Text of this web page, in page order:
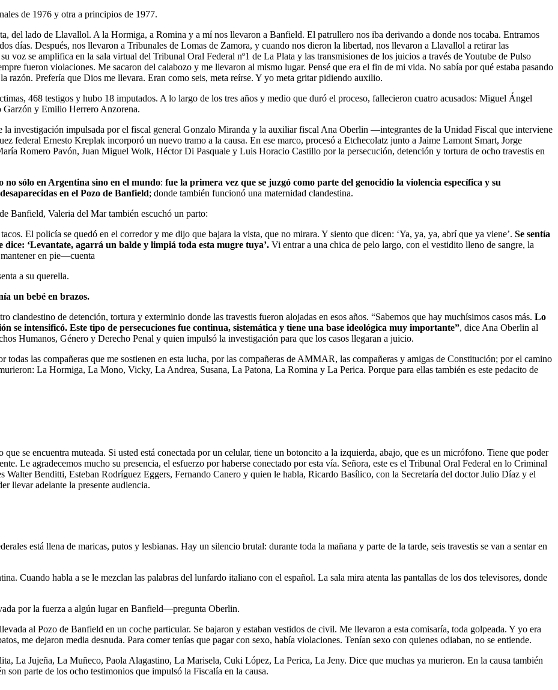
de 1976 y otra a principios de 1977.
del lado de Llavallol. A la Hormiga, a Romina y a mí nos llevaron a Banfield. El patrullero nos iba derivando a donde nos tocaba. Entramos
días. Después, nos llevaron a Tribunales de Lomas de Zamora, y cuando nos dieron la libertad, nos llevaron a Llavallol a retirar las
voz se amplifica en la sala virtual del Tribunal Oral Federal nº1 de La Plata y las transmisiones de los juicios a través de Youtube de Pulso
fueron violaciones. Me sacaron del calabozo y me llevaron al mismo lugar. Pensé que era el fin de mi vida. No sabía por qué estaba pasando
razón. Prefería que Dios me llevara. Eran como seis, meta reírse. Y yo meta gritar pidiendo auxilio.
468 testigos y hubo 18 imputados. A lo largo de los tres años y medio que duró el proceso, fallecieron cuatro acusados: Miguel Ángel
y Emilio Herrero Anzorena.
la investigación impulsada por el fiscal general Gonzalo Miranda y la auxiliar fiscal Ana Oberlin —integrantes de la Unidad Fiscal que interviene
federal Ernesto Kreplak incorporó un nuevo tramo a la causa. En ese marco, procesó a Etchecolatz junto a Jaime Lamont Smart, Jorge
Romero Pavón, Juan Miguel Wolk, Héctor Di Pasquale y Luis Horacio Castillo por la persecución, detención y tortura de ocho travestis en
no sólo en Argentina sino en el mundo: fue la primera vez que se juzgó como parte del genocidio la violencia específica y su
en el Pozo de Banfield; donde también funcionó una maternidad clandestina.
Banfield, Valeria del Mar también escuchó un parto:
El policía se quedó en el corredor y me dijo que bajara la vista, que no mirara. Y siento que dicen: ‘Ya, ya, ya, abrí que ya viene’. Se sentía
‘Levantate, agarrá un balde y limpiá toda esta mugre tuya’. Vi entrar a una chica de pelo largo, con el vestidito lleno de sangre, la
en pie—cuenta
a su querella.
un bebé en brazos.
clandestino de detención, tortura y exterminio donde las travestis fueron alojadas en esos años. “Sabemos que hay muchísimos casos más. Lo
se intensificó. Este tipo de persecuciones fue continua, sistemática y tiene una base ideológica muy importante”, dice Ana Oberlin al
Humanos, Género y Derecho Penal y quien impulsó la investigación para que los casos llegaran a juicio.
todas las compañeras que me sostienen en esta lucha, por las compañeras de AMMAR, las compañeras y amigas de Constitución; por el camino
La Hormiga, La Mono, Vicky, La Andrea, Susana, La Patona, La Romina y La Perica. Porque para ellas también es este pedacito de
se encuentra muteada. Si usted está conectada por un celular, tiene un botoncito a la izquierda, abajo, que es un micrófono. Tiene que poder
Le agradecemos mucho su presencia, el esfuerzo por haberse conectado por esta vía. Señora, este es el Tribunal Oral Federal en lo Criminal
Walter Benditti, Esteban Rodríguez Eggers, Fernando Canero y quien le habla, Ricardo Basílico, con la Secretaría del doctor Julio Díaz y el
llevar adelante la presente audiencia.
está llena de maricas, putos y lesbianas. Hay un silencio brutal: durante toda la mañana y parte de la tarde, seis travestis se van a sentar en
Cuando habla a se le mezclan las palabras del lunfardo italiano con el español. La sala mira atenta las pantallas de los dos televisores, donde
por la fuerza a algún lugar en Banfield—pregunta Oberlin.
al Pozo de Banfield en un coche particular. Se bajaron y estaban vestidos de civil. Me llevaron a esta comisaría, toda golpeada. Y yo era
me dejaron media desnuda. Para comer tenías que pagar con sexo, había violaciones. Tenían sexo con quienes odiaban, no se entiende.
La Jujeña, La Muñeco, Paola Alagastino, La Marisela, Cuki López, La Perica, La Jeny. Dice que muchas ya murieron. En la causa también
parte de los ocho testimonios que impulsó la Fiscalía en la causa.